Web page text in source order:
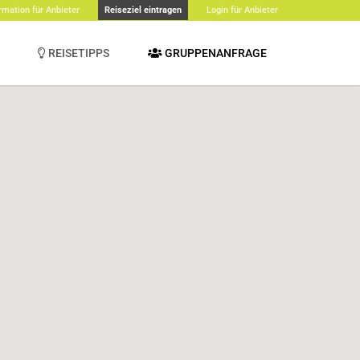
für Anbieter Reiseziel eintragen Login für Anbieter
REISETIPPS GRUPPENANFRAGE